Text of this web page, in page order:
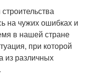
на чужих ошибках и
в нашей стране
при которой
из различных